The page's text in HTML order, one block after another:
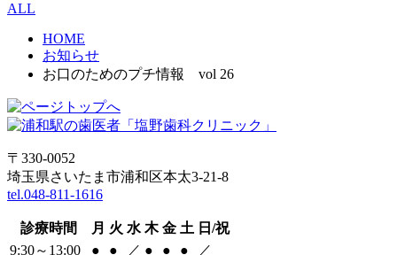
ALL
HOME
お知らせ
お口のためのプチ情報 vol 26
〒330-0052
埼玉県さいたま市浦和区本太3-21-8
tel.048-811-1616
診療時間 月 火 水 木 金 土 日/祝
9:30～13:00
● ● ／ ● ● ●
／